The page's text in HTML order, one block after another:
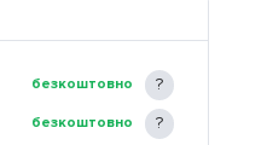
безкоштовно
безкоштовно